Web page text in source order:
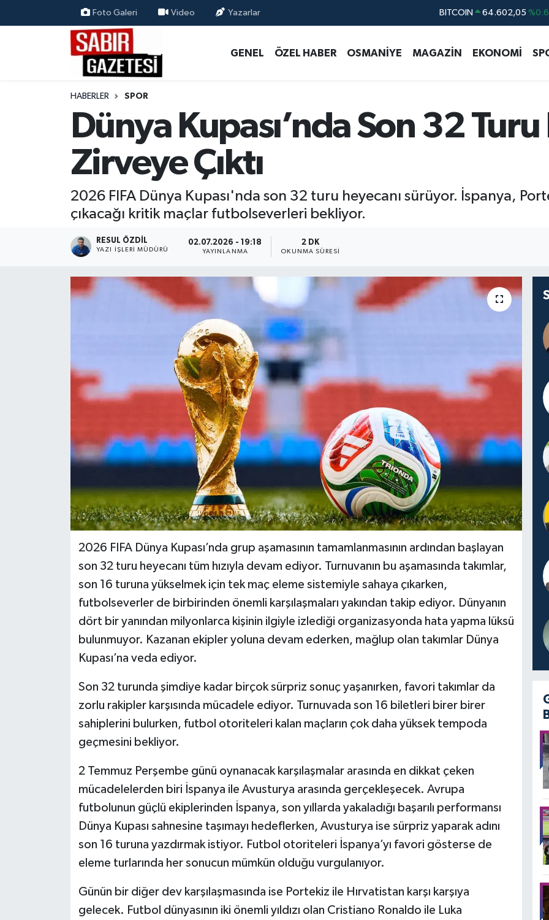
Foto Galeri Video Yazarlar DOLAR 47,5986
STERLİN 64,2438
GENEL ÖZEL HABER OSMANİYE MAGAZİN EKONOMİ
HABERLER SPOR
Dünya Kupası’nda Son 32 Turu
Zirveye Çıktı
2026 FIFA Dünya Kupası'nda son 32 turu heyecanı sürüyor. İspanya,
çıkacağı kritik maçlar futbolseverleri bekliyor.
RESUL ÖZDIL
YAZI İŞLERI MÜDÜRÜ
02.07.2026 - 19:18
YAYINLANMA
2 DK
OKUNMA SÜRESI
2026 FIFA Dünya Kupası’nda grup aşamasının tamamlanmasının ardından başlayan
son 32 turu heyecanı tüm hızıyla devam ediyor. Turnuvanın bu aşamasında takımlar,
son 16 turuna yükselmek için tek maç eleme sistemiyle sahaya çıkarken,
futbolseverler de birbirinden önemli karşılaşmaları yakından takip ediyor. Dünyanın
dört bir yanından milyonlarca kişinin ilgiyle izlediği organizasyonda hata yapma lüksü
bulunmuyor. Kazanan ekipler yoluna devam ederken, mağlup olan takımlar Dünya
Kupası’na veda ediyor.
Son 32 turunda şimdiye kadar birçok sürpriz sonuç yaşanırken, favori takımlar da
zorlu rakipler karşısında mücadele ediyor. Turnuvada son 16 biletleri birer birer
sahiplerini bulurken, futbol otoriteleri kalan maçların çok daha yüksek tempoda
geçmesini bekliyor.
2 Temmuz Perşembe günü oynanacak karşılaşmalar arasında en dikkat çeken
mücadelelerden biri İspanya ile Avusturya arasında gerçekleşecek. Avrupa
futbolunun güçlü ekiplerinden İspanya, son yıllarda yakaladığı başarılı performansı
Dünya Kupası sahnesine taşımayı hedeflerken, Avusturya ise sürpriz yaparak adını
son 16 turuna yazdırmak istiyor. Futbol otoriteleri İspanya’yı favori gösterse de
eleme turlarında her sonucun mümkün olduğu vurgulanıyor.
Günün bir diğer dev karşılaşmasında ise Portekiz ile Hırvatistan karşı karşıya
gelecek. Futbol dünyasının iki önemli yıldızı olan Cristiano Ronaldo ile Luka
ÖZEL HABER
MAGAZİN
EKONOMİ
RESMİ İLANLAR
Osmaniye Nöbetçi Eczaneler
Osmaniye Hava Durumu
Süper Lig Puan Durumu ve Fikstür
Tüm Manşetler
Son Dakika Haberleri
Haber Arşivi